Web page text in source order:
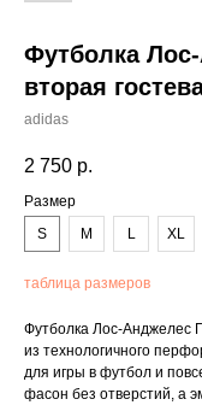
Футболка
вторая
adidas
2 750 р.
Размер
S
M L XL
таблица размеров
Футболка Лос-Анджелес
из технологичного
для игры в футбол и
фасон без отверстий, а